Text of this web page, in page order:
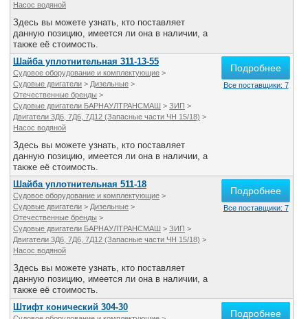
Насос водяной
Здесь вы можете узнать, кто поставляет
данную позицию, имеется ли она в наличии, а
также её стоимость.
Шайба уплотнительная 311-13-55
Судовое оборудование и комплектующие >
Судовые двигатели > Дизельные >
Отечественные бренды >
Судовые двигатели БАРНАУЛТРАНСМАШ > ЗИП >
Двигатели 3Д6, 7Д6, 7Д12 (Запасные части ЧН 15/18) >
Насос водяной
Здесь вы можете узнать, кто поставляет
данную позицию, имеется ли она в наличии, а
также её стоимость.
Подробнее
Все поставщики: 7
Шайба уплотнительная 511-18
Судовое оборудование и комплектующие >
Судовые двигатели > Дизельные >
Отечественные бренды >
Судовые двигатели БАРНАУЛТРАНСМАШ > ЗИП >
Двигатели 3Д6, 7Д6, 7Д12 (Запасные части ЧН 15/18) >
Насос водяной
Здесь вы можете узнать, кто поставляет
данную позицию, имеется ли она в наличии, а
также её стоимость.
Подробнее
Все поставщики: 7
Штифт конический 304-30
Подробнее